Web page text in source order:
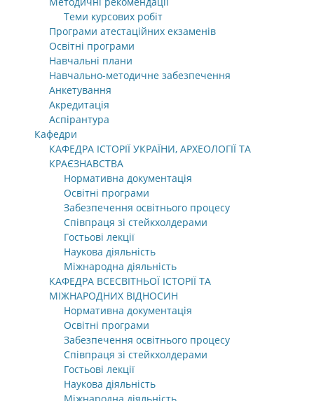
Теми курсових робіт
Програми атестаційних екзаменів
Освітні програми
Навчальні плани
Навчально-методичне забезпечення
Анкетування
Акредитація
Аспірантура
Кафедри
КАФЕДРА ІСТОРІЇ УКРАЇНИ, АРХЕОЛОГІЇ ТА
КРАЄЗНАВСТВА
Нормативна документація
Освітні програми
Забезпечення освітнього процесу
Співпраця зі стейкхолдерами
Гостьові лекції
Наукова діяльність
Міжнародна діяльність
КАФЕДРА ВСЕСВІТНЬОЇ ІСТОРІЇ ТА
МІЖНАРОДНИХ ВІДНОСИН
Нормативна документація
Освітні програми
Забезпечення освітнього процесу
Співпраця зі стейкхолдерами
Гостьові лекції
Наукова діяльність